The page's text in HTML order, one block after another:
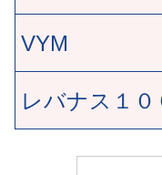
VYM
レバナス１０